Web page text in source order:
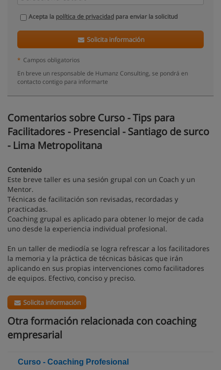
Acepta la política de privacidad para enviar la solicitud
Solicita información
* Campos obligatorios
En breve un responsable de Humanz Consulting, se pondrá en
contacto contigo para informarte
Comentarios sobre Curso - Tips para
Facilitadores - Presencial - Santiago de surco
- Lima Metropolitana
Contenido
Este breve taller es una sesión grupal con un Coach y un
Mentor.
Técnicas de facilitación son revisadas, recordadas y
practicadas.
Coaching grupal es aplicado para obtener lo mejor de cada
uno desde la experiencia individual profesional.
En un taller de mediodía se logra refrescar a los facilitadores
la memoria y la práctica de técnicas básicas que irán
aplicando en sus propias intervenciones como facilitadores
de equipos. Efectivo, conciso y preciso.
Solicita información
Otra formación relacionada con coaching
empresarial
Curso - Coaching Profesional